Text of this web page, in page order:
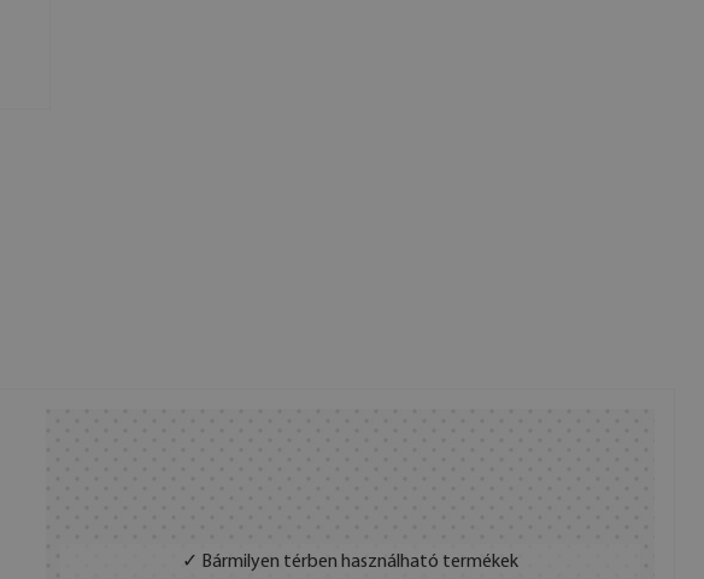
✓ Bármilyen térben használható termékek